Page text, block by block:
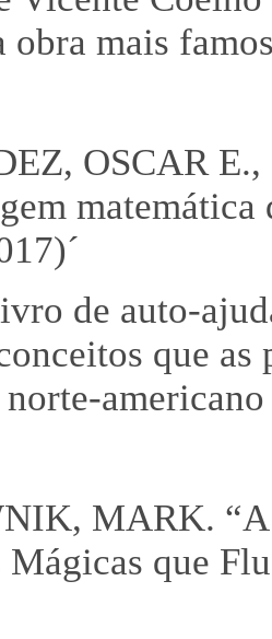
obra mais
OSCAR
de auto-
que as
MARK. “A
Mágicas que